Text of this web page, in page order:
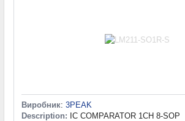
Виробник: 3PEAK
Description: IC COMPARATOR 1CH 8-SOP